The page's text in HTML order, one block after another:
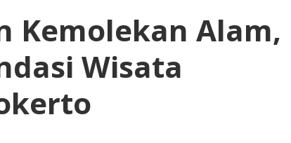
Kemolekan Alam,
Wisata